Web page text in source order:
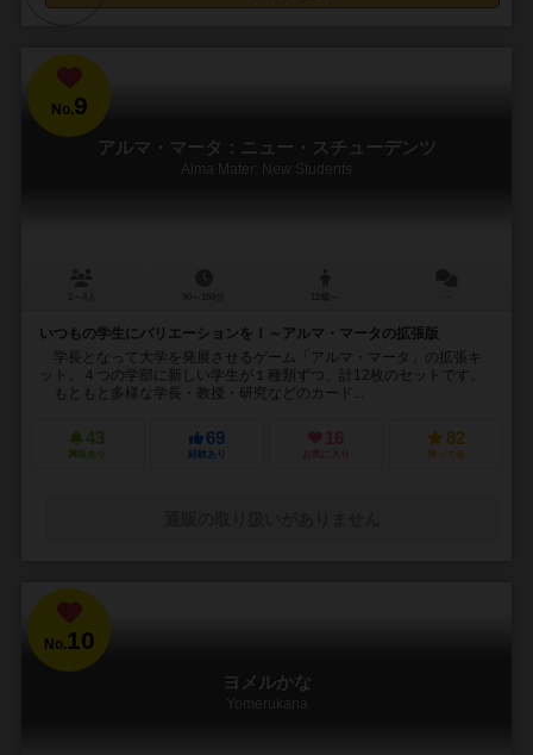
No.9
アルマ・マータ：ニュー・スチューデンツ
Alma Mater: New Students
いつもの学生にバリエーションを！～アルマ・マータの拡張版
学長となって大学を発展させるゲーム「アルマ・マータ」の拡張キ
ット。４つの学部に新しい学生が１種類ずつ、計12枚のセットです。
もともと多様な学長・教授・研究などのカード...
43
興味あり
69
経験あり
16
お気に入り
82
持ってる
No. 10
ヨメルかな
Yomerukana